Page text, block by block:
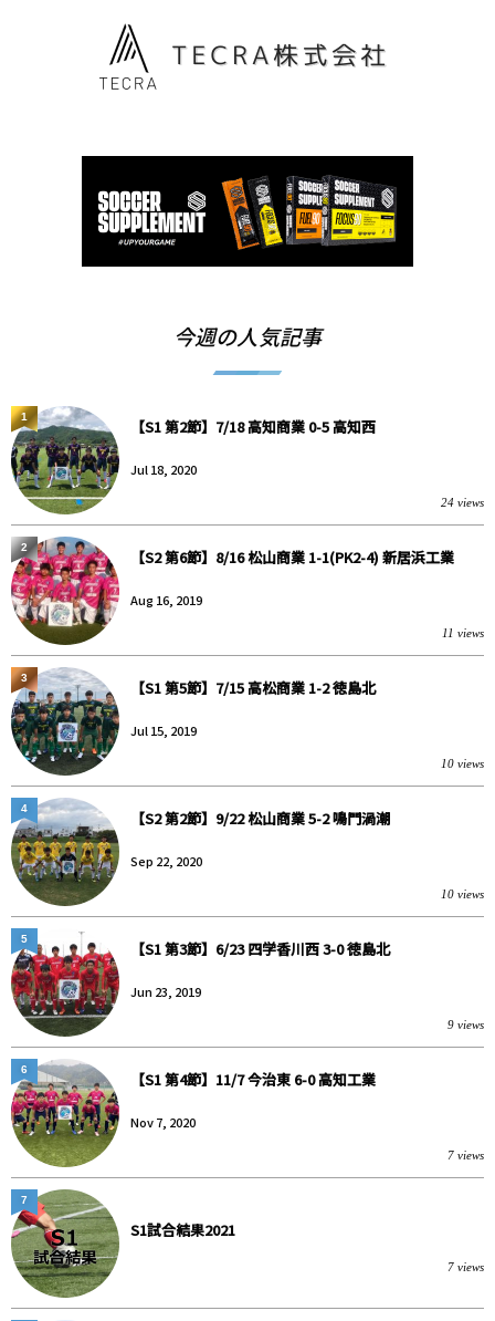
今週の人気記事
【S1 第2節】7/18 高知商業 0-5 高知西
Jul 18, 2020
24 views
1
【S2 第6節】8/16 松山商業 1-1(PK2-4) 新居浜工業
Aug 16, 2019
11 views
2
【S1 第5節】7/15 高松商業 1-2 徳島北
Jul 15, 2019
10 views
3
【S2 第2節】9/22 松山商業 5-2 鳴門渦潮
Sep 22, 2020
10 views
4
【S1 第3節】6/23 四学香川西 3-0 徳島北
Jun 23, 2019
9 views
5
【S1 第4節】11/7 今治東 6-0 高知工業
Nov 7, 2020
7 views
6
S1試合結果2021
7 views
7